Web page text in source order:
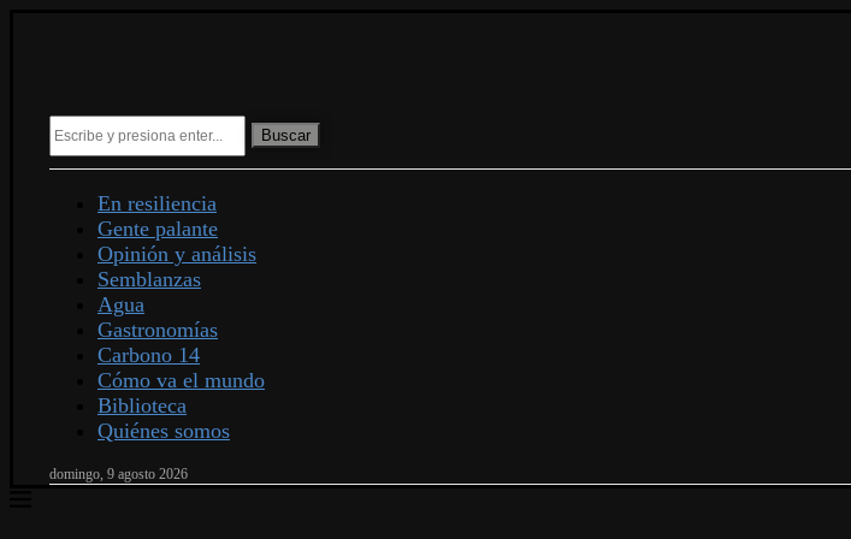
Buscar
En resiliencia
Gente palante
Opinión y análisis
Semblanzas
Agua
Gastronomías
Carbono 14
Cómo va el mundo
Biblioteca
Quiénes somos
domingo, 9 agosto 2026